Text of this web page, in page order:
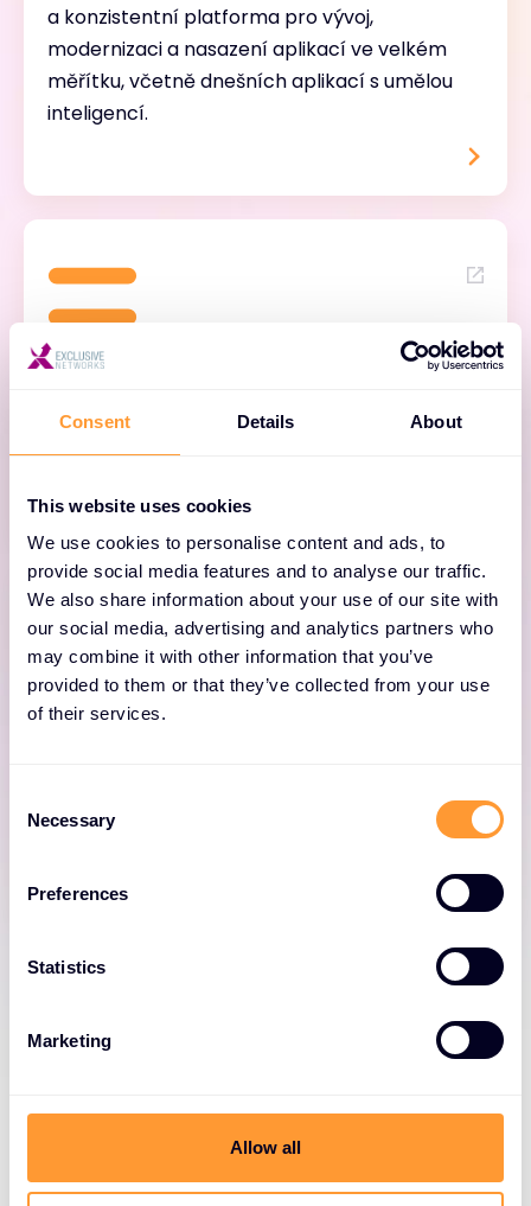
Consent Details About
This website uses cookies
We use cookies to personalise content and ads, to
provide social media features and to analyse our traffic.
We also share information about your use of our site with
our social media, advertising and analytics partners who
may combine it with other information that you’ve
provided to them or that they’ve collected from your use
of their services.
Necessary
Preferences
Statistics
Marketing
Allow all
a konzistentní platforma pro vývoj,
modernizaci a nasazení aplikací ve velkém
měřítku, včetně dnešních aplikací s umělou
inteligencí.
Red Hat Enterprise Linux
Bezpečná a spolehlivá platforma Linux pro
podniková IT prostředí.
Platforma Red Hat Ansible
Výkonný automatizační engine pro IT procesy
a pracovní postupy DevOps.
Načíst více